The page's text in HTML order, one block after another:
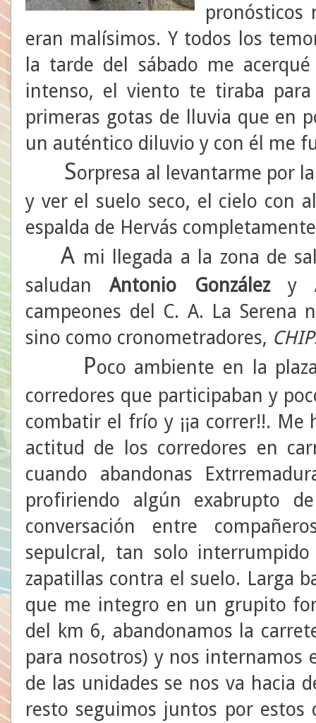
pronósticos
eran malísimos. Y todos los
la tarde del sábado me
intenso, el viento te tiraba
primeras gotas de lluvia que en
un auténtico diluvio y con él me
Sorpresa al levantarme por
y ver el suelo seco, el cielo con
espalda de Hervás
A mi llegada a la zona de
saludanAntonio Gonzálezy
campeones del C. A. La Serena
sino como cronometradores,
Poco ambiente en la
corredores que participaban y
combatir el frío y ¡¡a correr!!.
actitud de los corredores en
cuando abandonas
profiriendo algún exabrupto
conversación entre
sepulcral, tan solo
zapatillas contra el suelo. Larga
que me integro en un grupito
del km 6, abandonamos la
para nosotros) y nos internamos
de las unidades se nos va hacia
resto seguimos juntos por